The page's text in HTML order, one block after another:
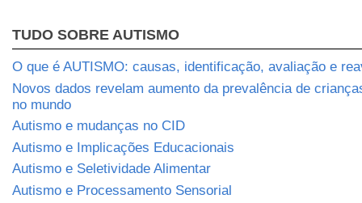
TUDO SOBRE AUTISMO
O que é AUTISMO: causas, identificação, avaliação e
Novos dados revelam aumento da prevalência de
no mundo
Autismo e mudanças no CID
Autismo e Implicações Educacionais
Autismo e Seletividade Alimentar
Autismo e Processamento Sensorial